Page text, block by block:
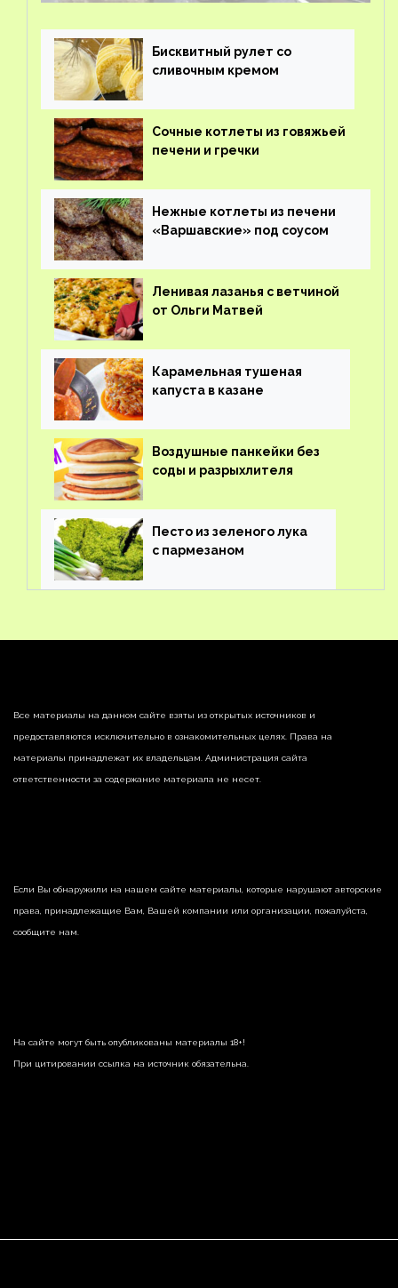
Бисквитный рулет со
сливочным кремом
Сочные котлеты из говяжьей
печени и гречки
Нежные котлеты из печени
«Варшавские» под соусом
Ленивая лазанья с ветчиной
от Ольги Матвей
Карамельная тушеная
капуста в казане
Воздушные панкейки без
соды и разрыхлителя
Песто из зеленого лука
с пармезаном
Все материалы на данном сайте взяты из открытых источников и
предоставляются исключительно в ознакомительных целях. Права на
материалы принадлежат их владельцам. Администрация сайта
ответственности за содержание материала не несет.
Если Вы обнаружили на нашем сайте материалы, которые нарушают авторские
права, принадлежащие Вам, Вашей компании или организации, пожалуйста,
сообщите нам.
На сайте могут быть опубликованы материалы 18+!
При цитировании ссылка на источник обязательна.